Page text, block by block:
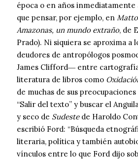
época o en años
que pensar, por ejemplo, en
Amazonas, un mundo extraño, de
Prado). Ni siquiera se aproxima a
deudores de antropólogos
James Clifford― entre
literatura de libros como
de muchas de sus preocupaciones
“Salir del texto” y buscar el
y seco de Sudestede Haroldo
escribió Ford: “Búsqueda
literaria, política y también
vínculos entre lo que Ford dijo